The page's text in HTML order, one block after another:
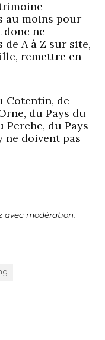
au moins pour
ne
A à Z sur site,
remettre en
Cotentin, de
du Pays du
du Pays
ne doivent pas
avec modération.